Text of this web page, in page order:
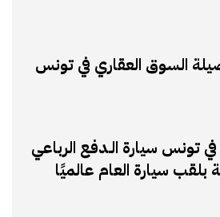
السوق العقاري في تونس
تونس سيارة الـدفع الرباعي